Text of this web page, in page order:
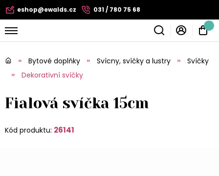
eshop@ewalds.cz 031 / 780 75 68
Bytové doplňky Svícny, svíčky a lustry
Svíčky
Dekorativní svíčky
Fialová svíčka 15cm
Kód produktu: 26141